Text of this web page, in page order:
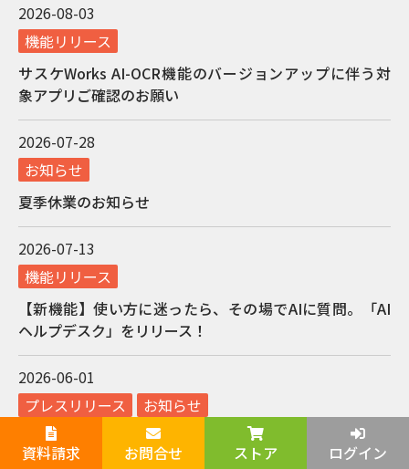
資料請求 お問合せ ストア ログイン
2026-08-03
機能リリース
サスケWorks AI-OCR機能のバージョンアップに伴う対
象アプリご確認のお願い
2026-07-28
お知らせ
夏季休業のお知らせ
2026-07-13
機能リリース
【新機能】使い方に迷ったら、その場でAIに質問。「AI
ヘルプデスク」をリリース！
2026-06-01
プレスリリース
お知らせ
サスケWorksが「令和8年度 スタートアップ等を活用し
た価格転嫁・賃上げ支援事業」の対象ツールに選定され